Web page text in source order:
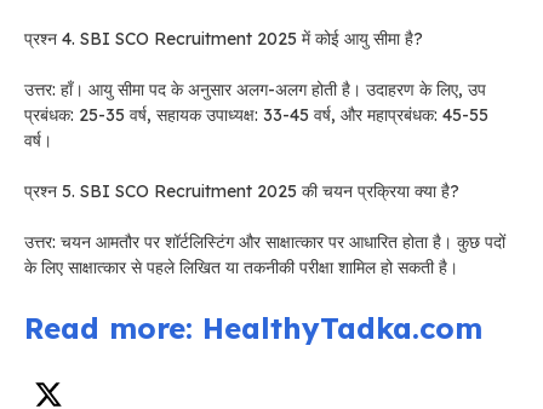
प्रश्न 4. SBI SCO Recruitment 2025 में कोई आयु सीमा है?
उत्तर: हाँ। आयु सीमा पद के अनुसार अलग-अलग होती है। उदाहरण के लिए, उप
प्रबंधक: 25-35 वर्ष, सहायक उपाध्यक्ष: 33-45 वर्ष, और महाप्रबंधक: 45-55
वर्ष।
प्रश्न 5. SBI SCO Recruitment 2025 की चयन प्रक्रिया क्या है?
उत्तर: चयन आमतौर पर शॉर्टलिस्टिंग और साक्षात्कार पर आधारित होता है। कुछ पदों
के लिए साक्षात्कार से पहले लिखित या तकनीकी परीक्षा शामिल हो सकती है।
Read more: HealthyTadka.com